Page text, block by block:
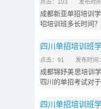
点击：103 发布时
成都新亚单招培训
招培训班多长时间
四川单招培训班
点击：91 发布时间
成都锦妤美思培训
四川的单招考试对
四川单招培训班